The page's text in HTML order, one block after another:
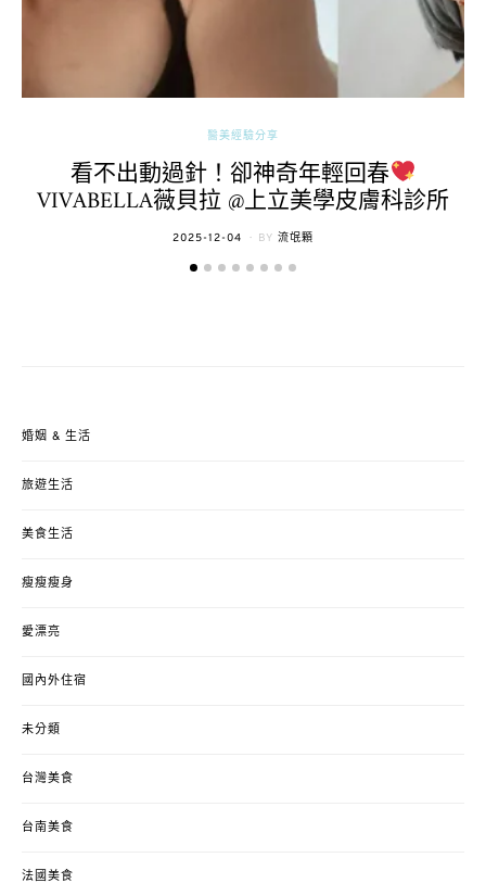
醫美經驗分享
看不出動過針！卻神奇年輕回春
VIVABELLA薇貝拉 @上立美學皮膚科診所
POSTED
2025-12-04 BY 流氓顆
婚姻 & 生活
旅遊生活
美食生活
瘦瘦瘦身
愛漂亮
國內外住宿
未分類
台灣美食
台南美食
法國美食